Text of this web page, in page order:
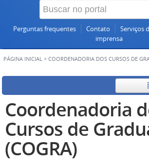
Perguntas frequentes Contato Serviços
imprensa
PÁGINA INICIAL > COORDENADORIA DOS CURSOS DE
Coordenadoria
Cursos de
(COGRA)